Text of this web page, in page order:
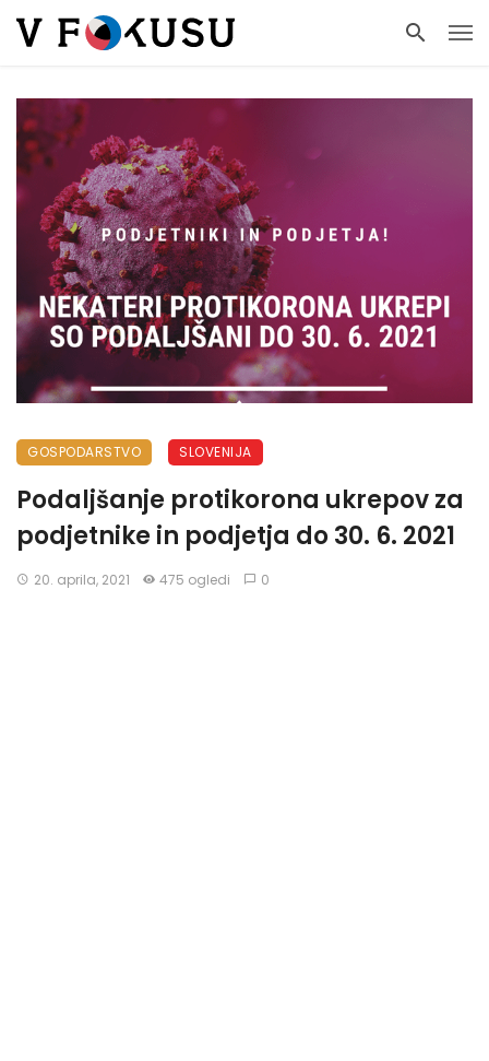
GOSPODARSTVO SLOVENIJA
Podaljšanje protikorona ukrepov za
podjetnike in podjetja do 30. 6. 2021
20. aprila, 2021 475 ogledi 0